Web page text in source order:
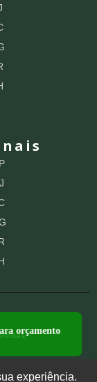
orçamento
experiência.